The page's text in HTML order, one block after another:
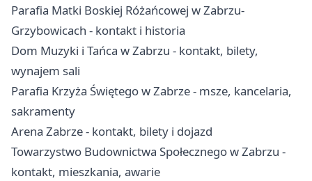
Parafia Matki Boskiej Różańcowej w Zabrzu-
Grzybowicach - kontakt i historia
Dom Muzyki i Tańca w Zabrzu - kontakt, bilety,
wynajem sali
Parafia Krzyża Świętego w Zabrze - msze, kancelaria,
sakramenty
Arena Zabrze - kontakt, bilety i dojazd
Towarzystwo Budownictwa Społecznego w Zabrzu -
kontakt, mieszkania, awarie